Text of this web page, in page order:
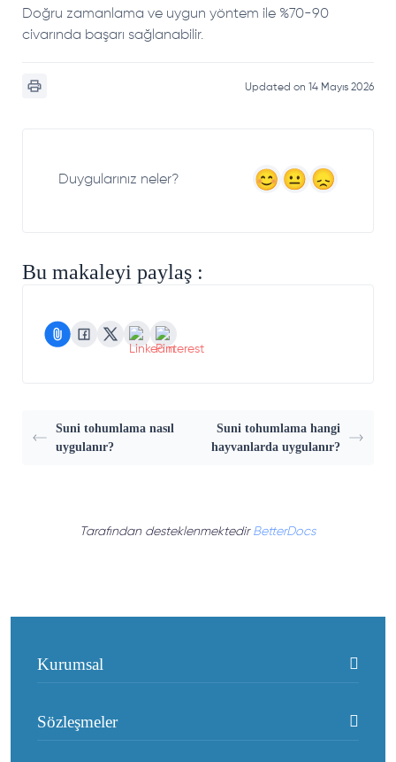
Doğru zamanlama ve uygun yöntem ile %70-90
civarında başarı sağlanabilir.
Updated on 14 Mayıs 2026
Duygularınız neler?
Bu makaleyi paylaş :
Suni tohumlama nasıl
uygulanır?
Suni tohumlama hangi
hayvanlarda uygulanır?
Tarafından desteklenmektedir BetterDocs
Kurumsal
Sözleşmeler